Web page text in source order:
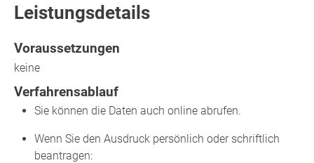
Leistungsdetails
Voraussetzungen
keine
Verfahrensablauf
Sie können die Daten auch online abrufen.
Wenn Sie den Ausdruck persönlich oder schriftlich
beantragen: